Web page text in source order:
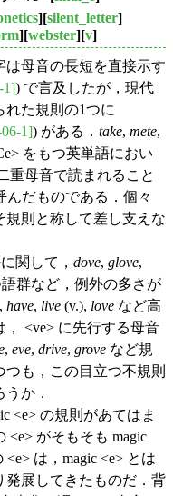
][silent_letter]
][webster][v]
母音の長短を直接示す
1]) で言及したが，現代
た規則の1つに
1]) がある． take, mete,
をもつ英単語におい
重母音で読まれること
んだものである．個々
則と称して差し支えな
関して， dove, glove,
群など，例外の多さが
, have, live (v.), love など高
<ve> に先行する母音
, eve, drive, grove など規
も，この目立つ不規則
か．
<e> の規則があてはま
<e> がそもそも magic
は，magic <e> とは
発展してきたものだ．背